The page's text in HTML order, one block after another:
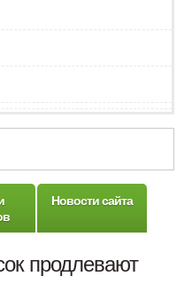
Новости сайта
продлевают